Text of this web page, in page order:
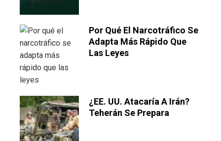
Por Qué El Narcotráfico Se
Adapta Más Rápido Que
Las Leyes
¿EE. UU. Atacaría A Irán?
Teherán Se Prepara